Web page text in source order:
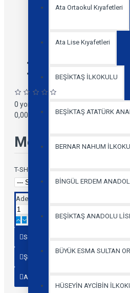
Ata Ortaokul Kıyafetleri
Ata Lise Kıyafetleri
BEŞİKTAŞ İLKOKULU
BEŞİKTAŞ ATATÜRK
BERNAR NAHUM
BİNGÜL ERDEM
BEŞİKTAŞ ANADOLU
BÜYÜK ESMA SULTAN
HÜSEYİN AYCİBİN
Model:BÜYÜK ESMA
0 yorum yapılmış.
0,00 TL
Mevcut
T-SHIRT BEDEN SEÇİMİ
Adet
Sepete Ekle
Şimdi Al
Alışveriş Listeme Ekle